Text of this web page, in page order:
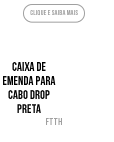
Clique e saiba mais
Caixa de
Emenda para
Cabo Drop
Preta
FTTH